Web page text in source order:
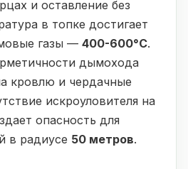
и оставление без
в топке достигает
газы — 400-600°C.
дымохода
кровлю и чердачные
искроуловителя на
опасность для
в радиусе 50 метров.